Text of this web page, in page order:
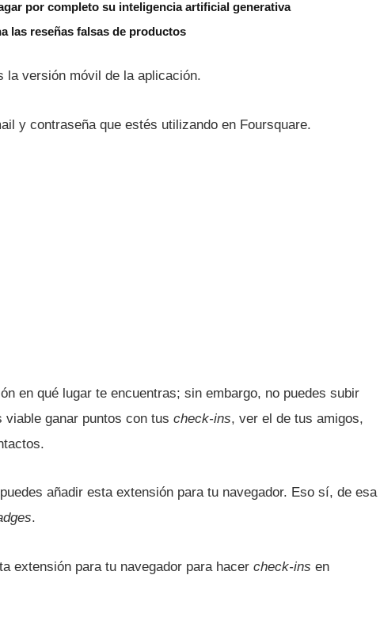
por completo su inteligencia artificial generativa
las reseñas falsas de productos
la versión móvil de la aplicación.
y contraseña que estés utilizando en Foursquare.
en qué lugar te encuentras; sin embargo, no puedes subir
viable ganar puntos con tus check-ins, ver el de tus amigos,
añadir esta extensión para tu navegador. Eso sí­, de esa
.
extensión para tu navegador para hacer check-ins en